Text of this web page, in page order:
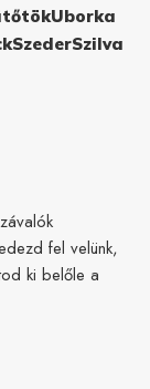
Uborka
SzederSzilva
fel velünk,
ki belőle a